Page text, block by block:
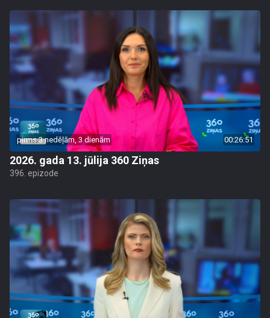
pirms 3 nedēļām, 3 dienām 00:26:51
2026. gada 13. jūlija 360 Ziņas
396. epizode